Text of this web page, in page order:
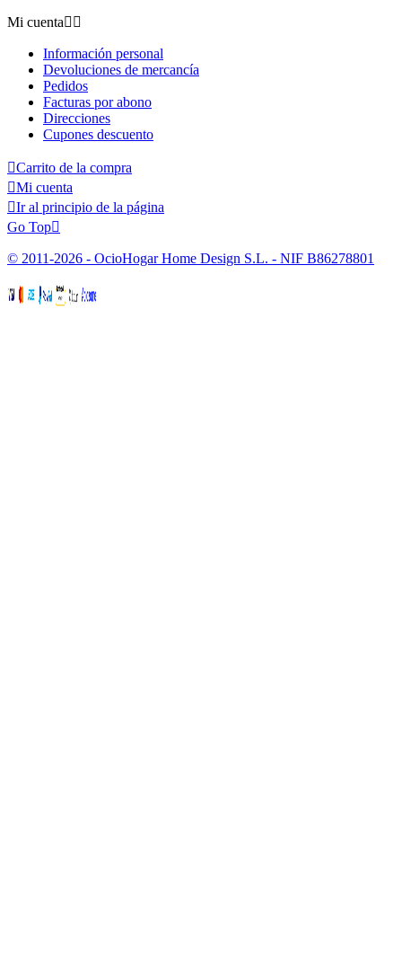
Mi cuenta 
Información personal
Devoluciones de mercancía
Pedidos
Facturas por abono
Direcciones
Cupones descuento
Carrito de la compra
Mi cuenta
Ir al principio de la página
Go Top
© 2011-2026 - OcioHogar Home Design S.L. - NIF B86278801